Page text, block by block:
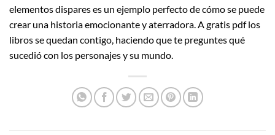
elementos dispares es un ejemplo perfecto de cómo se puede
crear una historia emocionante y aterradora. A gratis pdf los
libros se quedan contigo, haciendo que te preguntes qué
sucedió con los personajes y su mundo.